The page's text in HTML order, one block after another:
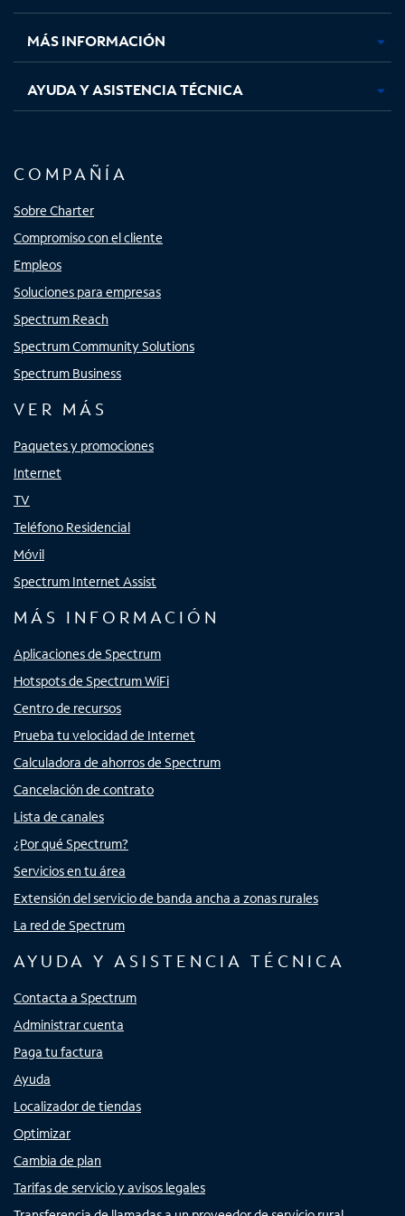
nuevanuevanuevanueva
MÁS INFORMACIÓN
AYUDA Y ASISTENCIA TÉCNICA
COMPAÑÍA
Sobre Charter
Compromiso con el cliente
Empleos
Soluciones para empresas
Spectrum Reach
Spectrum Community Solutions
Spectrum Business
VER MÁS
Paquetes y promociones
Internet
TV
Teléfono Residencial
Móvil
Spectrum Internet Assist
MÁS INFORMACIÓN
Aplicaciones de Spectrum
Hotspots de Spectrum WiFi
Centro de recursos
Prueba tu velocidad de Internet
Calculadora de ahorros de Spectrum
Cancelación de contrato
Lista de canales
¿Por qué Spectrum?
Servicios en tu área
Extensión del servicio de banda ancha a zonas rurales
La red de Spectrum
AYUDA Y ASISTENCIA TÉCNICA
Contacta a Spectrum
Administrar cuenta
Paga tu factura
Ayuda
Localizador de tiendas
Optimizar
Cambia de plan
Tarifas de servicio y avisos legales